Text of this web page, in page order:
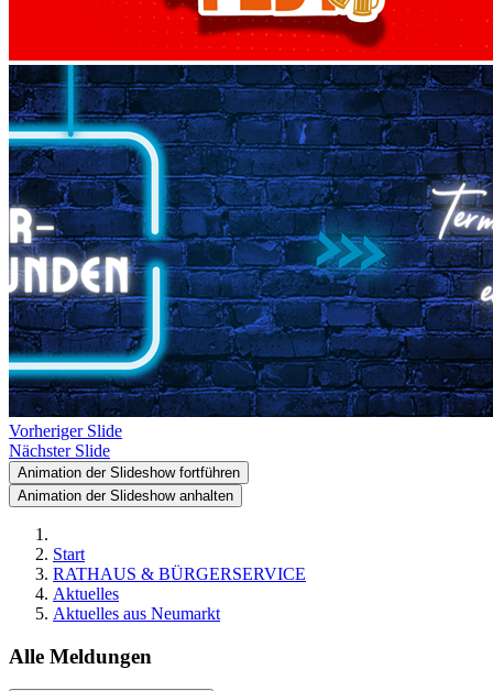
Vorheriger Slide
Nächster Slide
Animation der Slideshow fortführen
Animation der Slideshow anhalten
Start
RATHAUS & BÜRGERSERVICE
Aktuelles
Aktuelles aus Neumarkt
Alle Meldungen